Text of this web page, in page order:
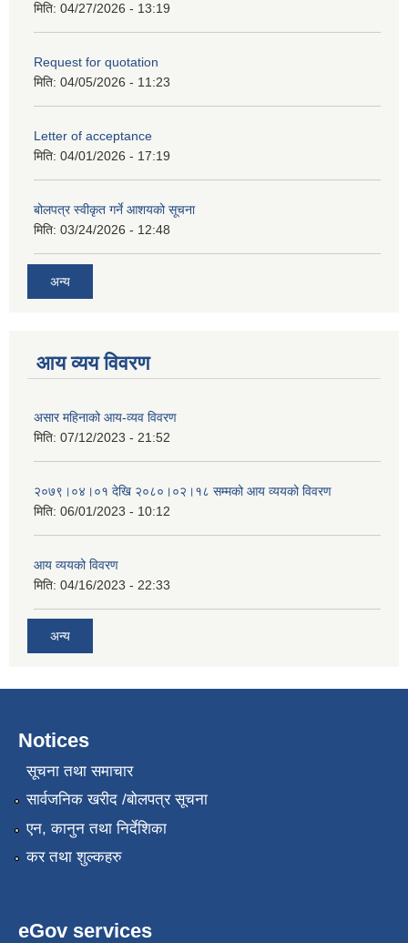
मिति: 04/27/2026 - 13:19
Request for quotation
मिति: 04/05/2026 - 11:23
Letter of acceptance
मिति: 04/01/2026 - 17:19
बोलपत्र स्वीकृत गर्ने आशयको सूचना
मिति: 03/24/2026 - 12:48
अन्य
आय व्यय विवरण
असार महिनाको आय-व्यव विवरण
मिति: 07/12/2023 - 21:52
२०७९।०४।०१ देखि २०८०।०२।१८ सम्मको आय व्ययको विवरण
मिति: 06/01/2023 - 10:12
आय व्ययको विवरण
मिति: 04/16/2023 - 22:33
अन्य
Notices
सूचना तथा समाचार
सार्वजनिक खरीद /बोलपत्र सूचना
एन, कानुन तथा निर्देशिका
कर तथा शुल्कहरु
eGov services